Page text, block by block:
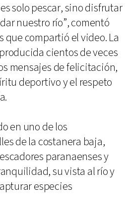
solo pescar, sino disfrutar
nuestro río”, comentó
que compartió el video. La
cientos de veces
mensajes de felicitación,
deportivo y el respeto
en uno de los
de la costanera baja,
paranaenses y
su vista al río y
especies